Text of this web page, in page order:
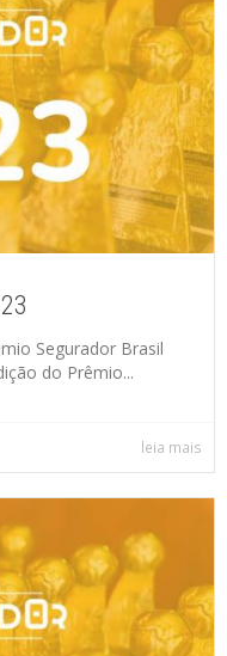
Segurador Brasil
do Prêmio...
leia mais